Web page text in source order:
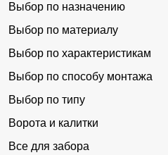
Выбор по назначению
Выбор по материалу
Выбор по характеристикам
Выбор по способу монтажа
Выбор по типу
Ворота и калитки
Все для забора